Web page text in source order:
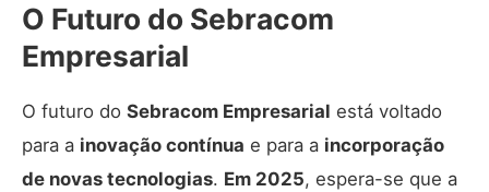
O Futuro do Sebracom
Empresarial
O futuro do Sebracom Empresarial está voltado
para a inovação contínua e para a incorporação
de novas tecnologias. Em 2025, espera-se que a